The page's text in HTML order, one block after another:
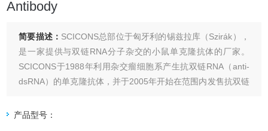
Antibody
简要描述： SCICONS总部位于匈牙利的锡兹拉库（Szirák），
是一家提供与双链RNA分子杂交的小鼠单克隆抗体的厂家。
SCICONS于1988年利用杂交瘤细胞系产生抗双链RNA（anti-
dsRNA）的单克隆抗体，并于2005年开始在范围内发售抗双链
dsRNA monoclonal Antibody
产品型号：